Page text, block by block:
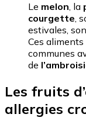
Le melon, la
courgette,
estivales,
Ces
communes
de
Les fruits
allergies